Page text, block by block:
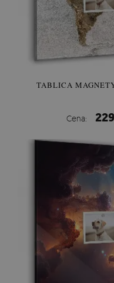
TABLICA
Cena: